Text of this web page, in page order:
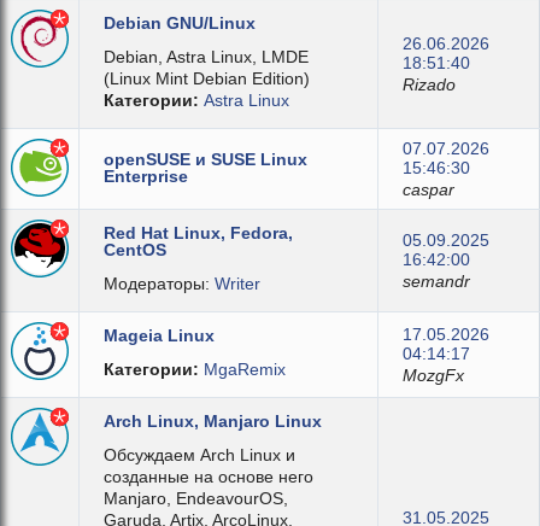
Debian GNU/Linux
Debian, Astra Linux, LMDE
(Linux Mint Debian Edition)
Категории: Astra Linux
26.06.2026
18:51:40
Rizado
openSUSE и SUSE Linux
Enterprise
07.07.2026
15:46:30
caspar
Red Hat Linux, Fedora,
CentOS
Модераторы: Writer
05.09.2025
16:42:00
semandr
Mageia Linux
Категории: MgaRemix
17.05.2026
04:14:17
MozgFx
Arch Linux, Manjaro Linux
Обсуждаем Arch Linux и
созданные на основе него
Manjaro, EndeavourOS,
Garuda, Artix, ArcoLinux,
31.05.2025